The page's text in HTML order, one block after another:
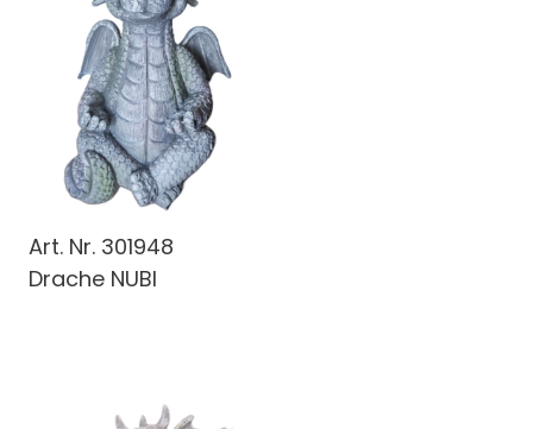
Art. Nr. 301948
Drache NUBI